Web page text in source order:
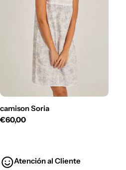
camison Soria
Precio
€60,00
Atención al Cliente